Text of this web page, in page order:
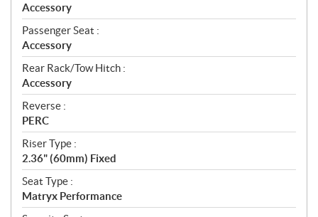
Accessory
Passenger Seat :
Accessory
Rear Rack/Tow Hitch :
Accessory
Reverse :
PERC
Riser Type :
2.36" (60mm) Fixed
Seat Type :
Matryx Performance